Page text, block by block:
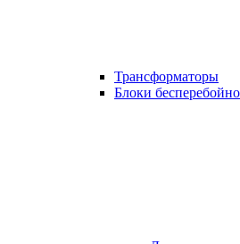
Трансформаторы
Блоки